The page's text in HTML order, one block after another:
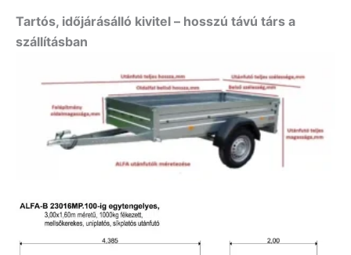
Tartós, időjárásálló kivitel – hosszú távú társ a
szállításban